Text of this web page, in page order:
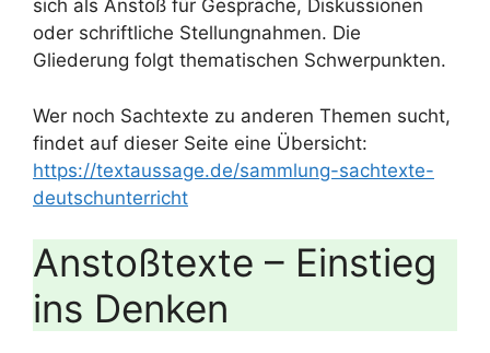
sich als Anstoß für Gespräche, Diskussionen
oder schriftliche Stellungnahmen. Die
Gliederung folgt thematischen Schwerpunkten.
Wer noch Sachtexte zu anderen Themen sucht,
findet auf dieser Seite eine Übersicht:
https://textaussage.de/sammlung-sachtexte-
deutschunterricht
Anstoßtexte – Einstieg
ins Denken